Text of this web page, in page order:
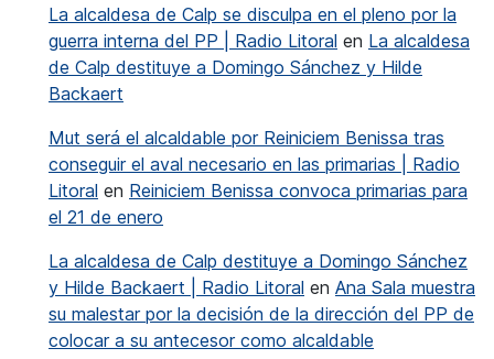
La alcaldesa de Calp se disculpa en el pleno por la
guerra interna del PP | Radio Litoral en La alcaldesa
de Calp destituye a Domingo Sánchez y Hilde
Backaert
Mut será el alcaldable por Reiniciem Benissa tras
conseguir el aval necesario en las primarias | Radio
Litoral en Reiniciem Benissa convoca primarias para
el 21 de enero
La alcaldesa de Calp destituye a Domingo Sánchez
y Hilde Backaert | Radio Litoral en Ana Sala muestra
su malestar por la decisión de la dirección del PP de
colocar a su antecesor como alcaldable